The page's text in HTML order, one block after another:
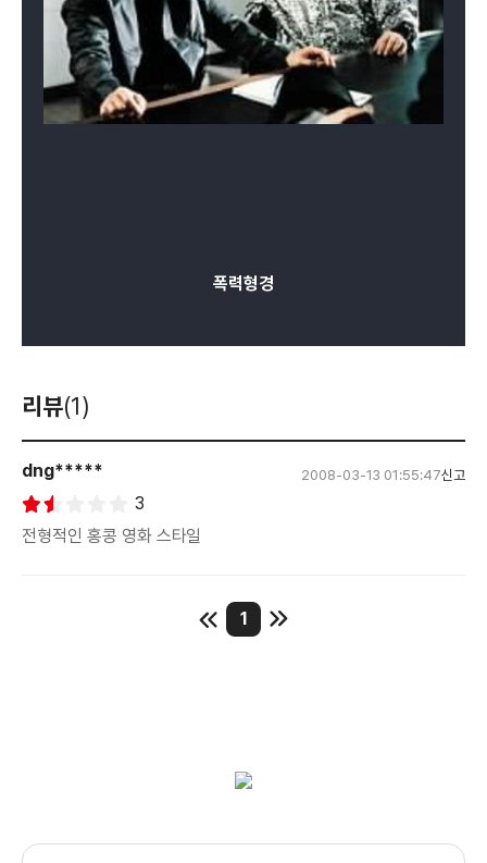
폭력형경
리뷰(1)
dng***** 2008-03-13 01:55:47신고
3
전형적인 홍콩 영화 스타일
1